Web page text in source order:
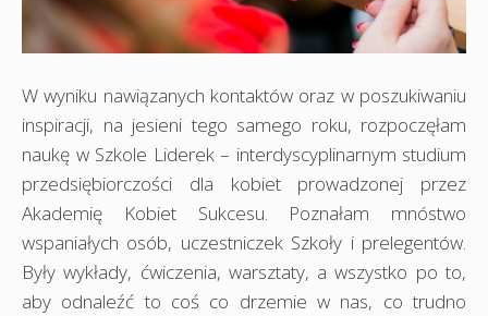
W wyniku nawiązanych kontaktów oraz w poszukiwaniu
inspiracji, na jesieni tego samego roku, rozpoczęłam
naukę w Szkole Liderek – interdyscyplinarnym studium
przedsiębiorczości dla kobiet prowadzonej przez
Akademię Kobiet Sukcesu. Poznałam mnóstwo
wspaniałych osób, uczestniczek Szkoły i prelegentów.
Były wykłady, ćwiczenia, warsztaty, a wszystko po to,
aby odnaleźć to coś co drzemie w nas, co trudno